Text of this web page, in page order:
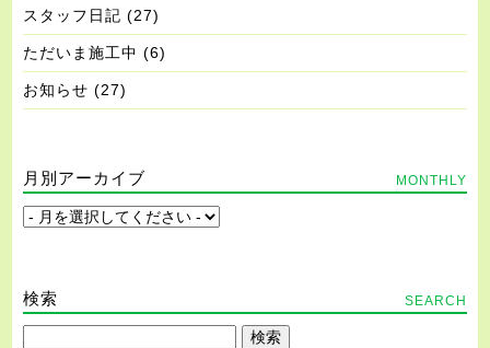
スタッフ日記 (27)
ただいま施工中 (6)
お知らせ (27)
月別アーカイブ MONTHLY
検索 SEARCH